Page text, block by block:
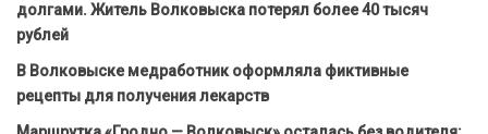
долгами. Житель Волковыска потерял более 40 тысяч
рублей
В Волковыске медработник оформляла фиктивные
рецепты для получения лекарств